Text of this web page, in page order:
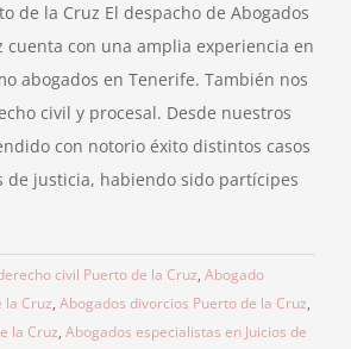
de la Cruz El despacho de Abogados
cuenta con una amplia experiencia en
abogados en Tenerife. También nos
civil y procesal. Desde nuestros
con notorio éxito distintos casos
de justicia, habiendo sido partícipes
civil Puerto de la Cruz, Abogado
la Cruz, Abogados divorcios Puerto de la Cruz,
la Cruz, Abogados especialistas en Juicios de